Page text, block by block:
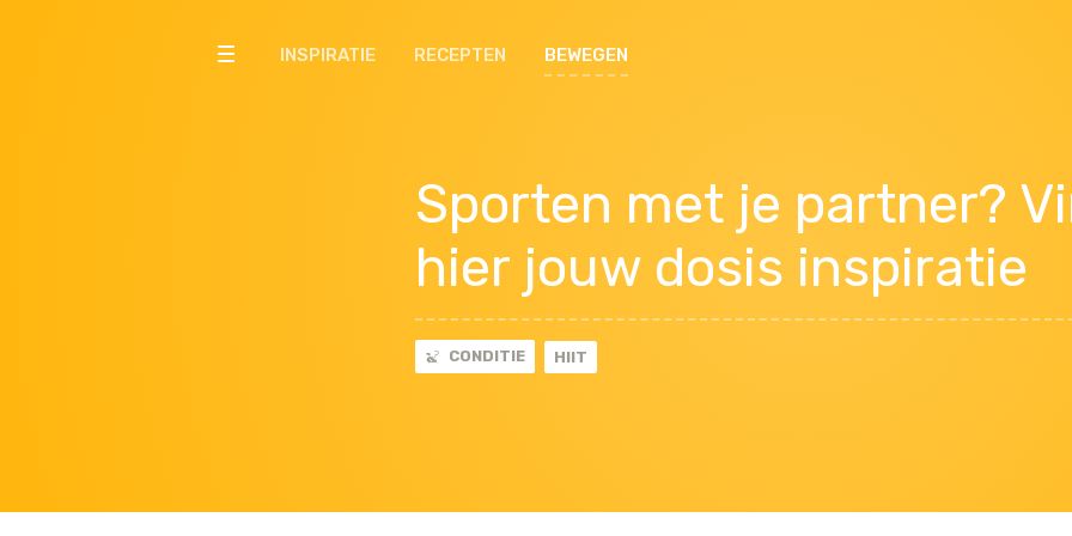
INSPIRATIE RECEPTEN BEWEGEN
Sporten met je partner?
hier jouw dosis inspiratie
CONDITIE HIIT